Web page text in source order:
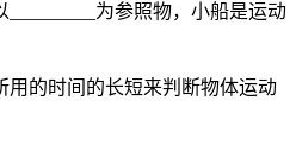
为参照物，小船是运动
用的时间的长短来判断物体运动